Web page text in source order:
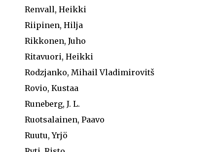
Renvall, Heikki
Riipinen, Hilja
Rikkonen, Juho
Ritavuori, Heikki
Rodzjanko, Mihail Vladimirovitš
Rovio, Kustaa
Runeberg, J. L.
Ruotsalainen, Paavo
Ruutu, Yrjö